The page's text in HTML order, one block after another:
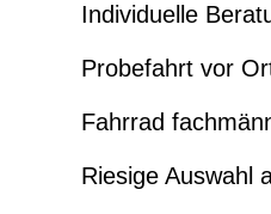
Individuelle
Probefahrt vor
Fahrrad
Riesige Auswahl